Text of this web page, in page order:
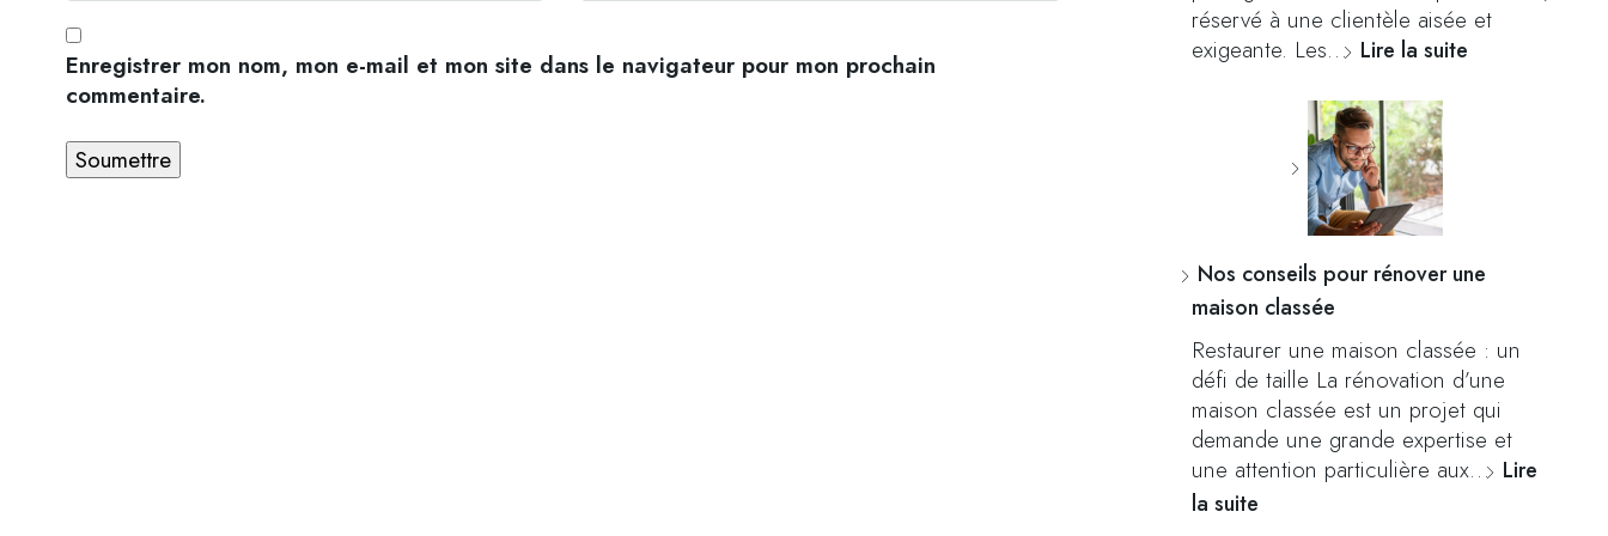
Enregistrer mon nom, mon e-mail et mon site dans le navigateur pour mon prochain
commentaire.
réservé à une clientèle aisée et
exigeante. Les… Lire la suite
Nos conseils pour rénover une
maison classée
Restaurer une maison classée : un
défi de taille La rénovation d’une
maison classée est un projet qui
demande une grande expertise et
une attention particulière aux… Lire
la suite